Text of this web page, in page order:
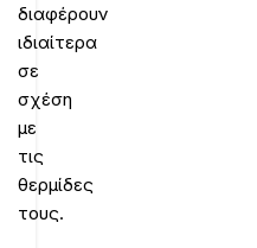
διαφέρουν
ιδιαίτερα
σε
σχέση
με
τις
θερμίδες
τους.